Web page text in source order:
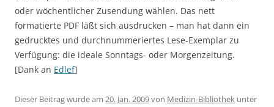
oder wöchentlicher Zusendung wählen. Das nett
formatierte PDF läßt sich ausdrucken – man hat dann ein
gedrucktes und durchnummeriertes Lese-Exemplar zu
Verfügung: die ideale Sonntags- oder Morgenzeitung.
[Dank an Edlef]
Dieser Beitrag wurde am 20. Jan. 2009von Medizin-Bibliothek unter